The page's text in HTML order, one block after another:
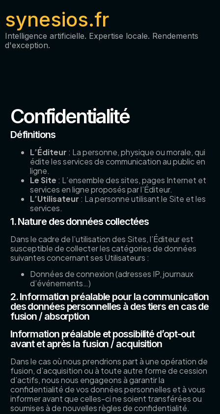
synesios.fr
Intelligence artificielle. Expertise locale. Rendements
d'exception.
Confidentialité
Définitions
L’Éditeur : La personne, physique ou morale, qui
édite les services de communication au public en
ligne.
Le Site : L’ensemble des sites, pages Internet et
services en ligne proposés par l’Éditeur.
L’Utilisateur : La personne utilisant le Site et les
services.
1. Nature des données collectées
Dans le cadre de l’utilisation des Sites, l’Éditeur est
susceptible de collecter les catégories de données
suivantes concernant ses Utilisateurs :
Données de connexion (adresses IP, journaux
d’événements…)
2. Information préalable pour la communication
des données personnelles à des tiers en cas de
fusion / absorption
Information préalable et possibilité d’opt-out
avant et après la fusion / acquisition
Dans le cas où nous prendrions part à une opération de
fusion, d’acquisition ou à toute autre forme de cession
d’actifs, nous nous engageons à garantir la
confidentialité de vos données personnelles et à vous
informer avant que celles-ci ne soient transférées ou
soumises à de nouvelles règles de confidentialité.